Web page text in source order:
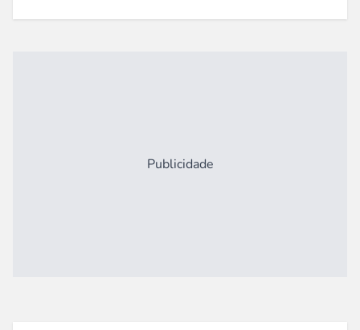
Publicidade